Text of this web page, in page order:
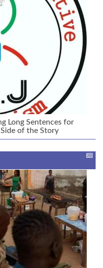
Long Sentences for
of the Story